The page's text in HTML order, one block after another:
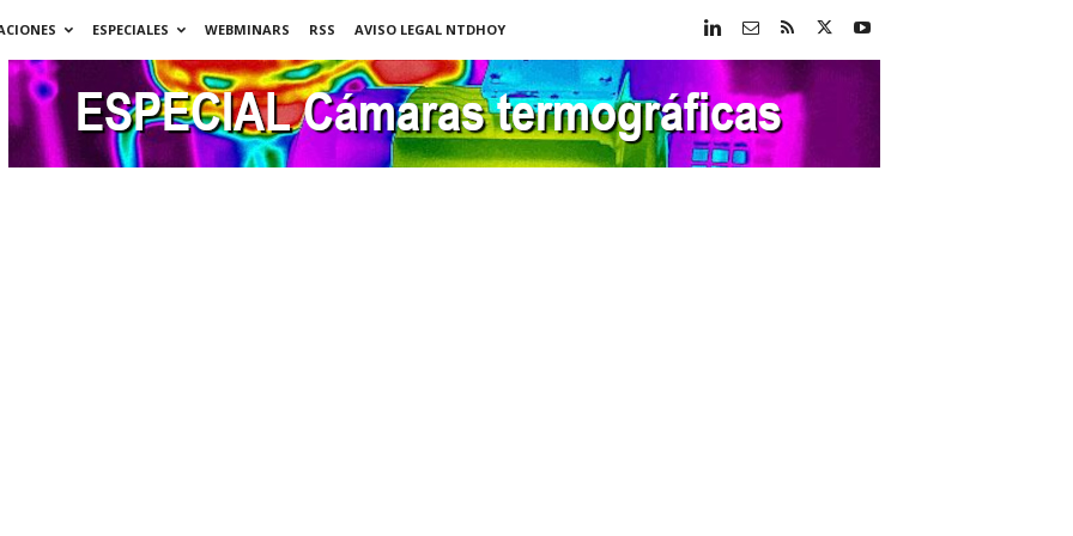
ESPECIALES WEBMINARS RSS
AVISO LEGAL NTDHOY